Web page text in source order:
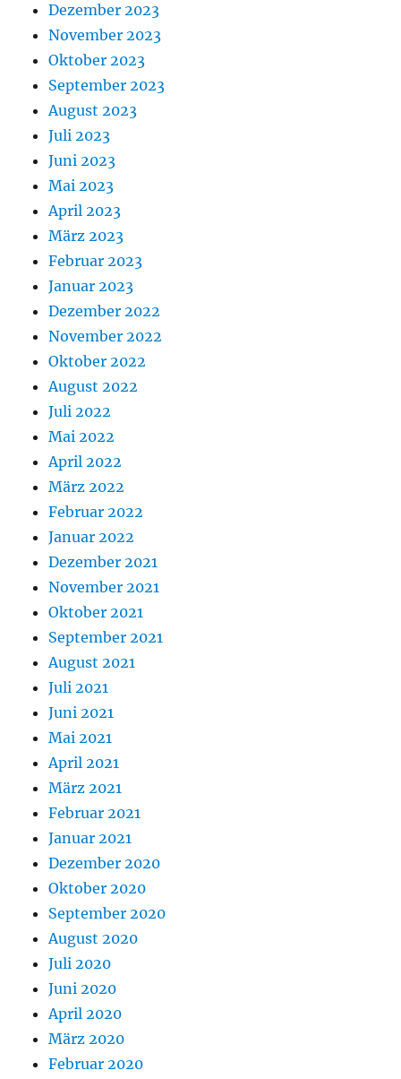
Dezember 2023
November 2023
Oktober 2023
September 2023
August 2023
Juli 2023
Juni 2023
Mai 2023
April 2023
März 2023
Februar 2023
Januar 2023
Dezember 2022
November 2022
Oktober 2022
August 2022
Juli 2022
Mai 2022
April 2022
März 2022
Februar 2022
Januar 2022
Dezember 2021
November 2021
Oktober 2021
September 2021
August 2021
Juli 2021
Juni 2021
Mai 2021
April 2021
März 2021
Februar 2021
Januar 2021
Dezember 2020
Oktober 2020
September 2020
August 2020
Juli 2020
Juni 2020
April 2020
März 2020
Februar 2020